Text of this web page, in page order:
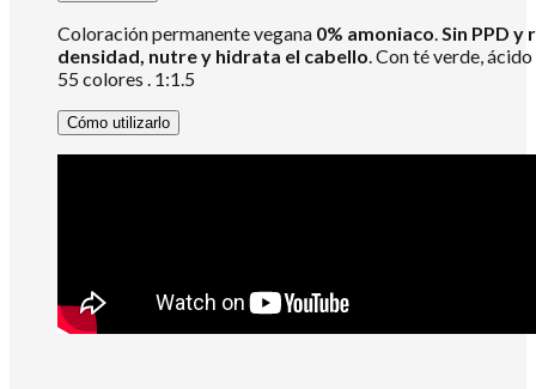
Coloración permanente vegana 0% amoniaco.Sin PPD y
densidad, nutre y hidrata el cabello. Con té verde,
55 colores . 1:1.5
Cómo utilizarlo